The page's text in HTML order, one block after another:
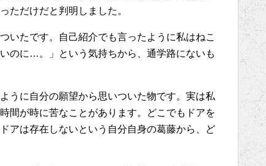
ただけだと判明しました。
いたです。自己紹介でも言ったように私はねこ
のに…。」という気持ちから、通学路にないも
うに自分の願望から思いついた物です。実は私
間が時に苦なことがあります。どこでもドアを
アは存在しないという自分自身の葛藤から、ど